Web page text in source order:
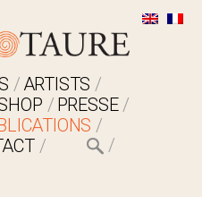
ARTISTS
PRESSE